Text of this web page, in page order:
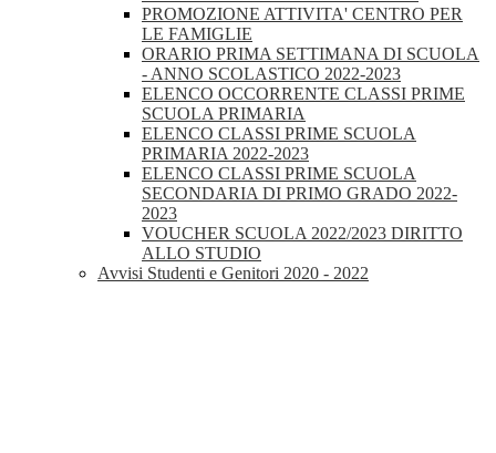
PROMOZIONE ATTIVITA' CENTRO PER
LE FAMIGLIE
ORARIO PRIMA SETTIMANA DI SCUOLA
- ANNO SCOLASTICO 2022-2023
ELENCO OCCORRENTE CLASSI PRIME
SCUOLA PRIMARIA
ELENCO CLASSI PRIME SCUOLA
PRIMARIA 2022-2023
ELENCO CLASSI PRIME SCUOLA
SECONDARIA DI PRIMO GRADO 2022-
2023
VOUCHER SCUOLA 2022/2023 DIRITTO
ALLO STUDIO
Avvisi Studenti e Genitori 2020 - 2022